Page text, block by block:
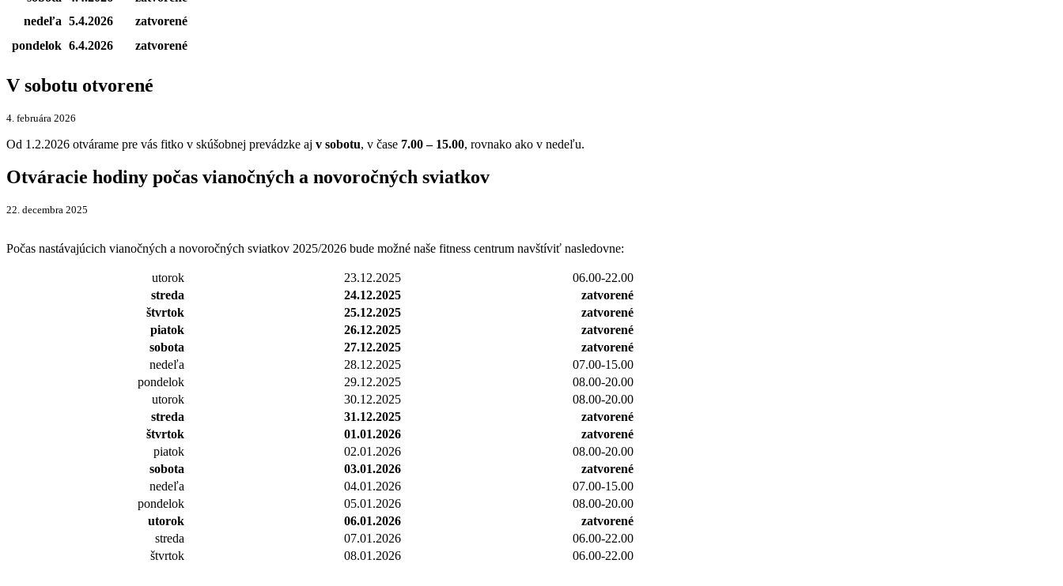
nedeľa 5.4.2026
zatvorené
pondelok 6.4.2026 zatvorené
V sobotu otvorené
4. februára 2026
Od 1.2.2026 otvárame pre vás fitko v skúšobnej prevádzke aj v sobotu, v čase 7.00 – 15.00, rovnako ako v nedeľu.
Otváracie hodiny počas vianočných a novoročných sviatkov
22. decembra 2025
Počas nastávajúcich vianočných a novoročných sviatkov 2025/2026 bude možné naše fitness centrum navštíviť nasledovne:
utorok 23.12.2025
06.00-22.00
streda
24.12.2025
zatvorené
štvrtok
25.12.2025
zatvorené
piatok
26.12.2025
zatvorené
sobota
27.12.2025
zatvorené
nedeľa
28.12.2025
07.00-15.00
pondelok
29.12.2025
08.00-20.00
utorok
30.12.2025
08.00-20.00
streda
31.12.2025
zatvorené
štvrtok
01.01.2026
zatvorené
piatok
02.01.2026
08.00-20.00
sobota
03.01.2026
zatvorené
nedeľa
04.01.2026
07.00-15.00
pondelok
05.01.2026
08.00-20.00
utorok
06.01.2026
zatvorené
streda
07.01.2026
06.00-22.00
štvrtok
08.01.2026 06.00-22.00